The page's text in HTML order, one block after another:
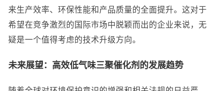
来生产效率、环保性能和产品质量的全面提升。这对于
希望在竞争激烈的国际市场中脱颖而出的企业来说，无
疑是一个值得考虑的技术升级方向。
未来展望：高效低气味三聚催化剂的发展趋势